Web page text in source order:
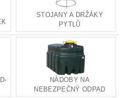
STOJANY A DRŽÁKY
PYTLŮ
NÁDOBY NA
NEBEZPEČNÝ ODPAD